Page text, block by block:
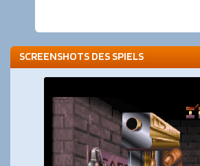
SCREENSHOTS DES SPIELS